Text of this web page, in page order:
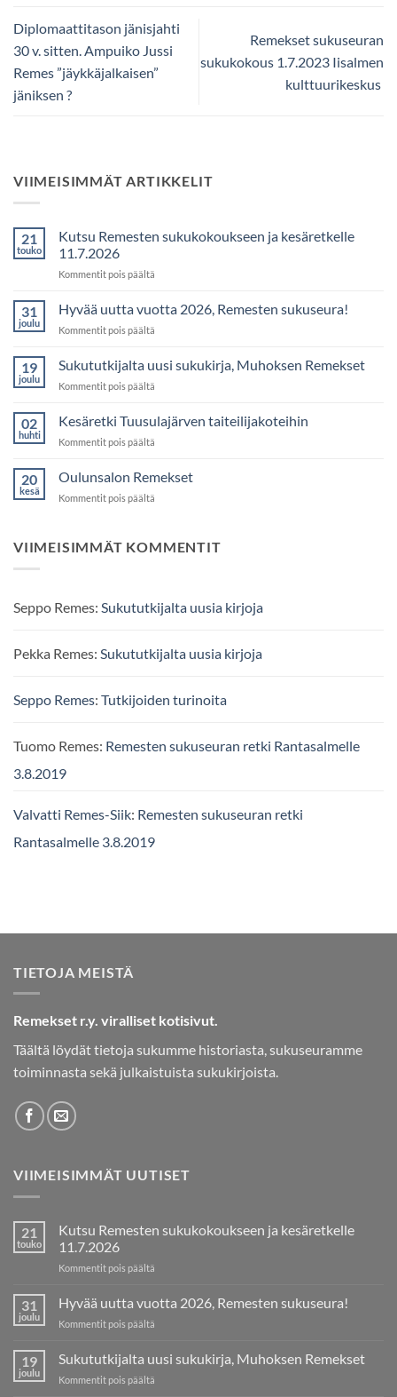
Diplomaattitason jänisjahti
30 v. sitten. Ampuiko Jussi
Remes ”jäykkäjalkaisen”
jäniksen ?
Remekset sukuseuran
sukukokous 1.7.2023 Iisalmen
kulttuurikeskus
VIIMEISIMMÄT ARTIKKELIT
21
touko
Kutsu Remesten sukukokoukseen ja kesäretkelle
11.7.2026
Kommentit pois päältä
Remesten
sukukokoukseen
11.7.2026
31
joulu
Hyvää uutta vuotta 2026, Remesten sukuseura!
Kommentit pois päältä
uutta
vuotta
sukuseura!
19
joulu
Sukututkijalta uusi sukukirja, Muhoksen Remekset
Kommentit pois päältä
uusi
sukukirja,
02
huhti
Kesäretki Tuusulajärven taiteilijakoteihin
Kommentit pois päältä
Tuusulajärven
taiteilijakoteihin
20
kesä
Oulunsalon Remekset
Kommentit pois päältä
VIIMEISIMMÄT KOMMENTIT
Seppo Remes: Sukututkijalta uusia kirjoja
Pekka Remes: Sukututkijalta uusia kirjoja
Seppo Remes: Tutkijoiden turinoita
Tuomo Remes: Remesten sukuseuran retki Rantasalmelle
3.8.2019
Valvatti Remes-Siik: Remesten sukuseuran retki
Rantasalmelle 3.8.2019
TIETOJA MEISTÄ
Remekset r.y. viralliset kotisivut.
Täältä löydät tietoja sukumme historiasta, sukuseuramme
toiminnasta sekä julkaistuista sukukirjoista.
VIIMEISIMMÄT UUTISET
21
touko
Kutsu Remesten sukukokoukseen ja kesäretkelle
11.7.2026
Kommentit pois päältä
Remesten
sukukokoukseen
11.7.2026
31
joulu
Hyvää uutta vuotta 2026, Remesten sukuseura!
Kommentit pois päältä
uutta
vuotta
19
joulu
Sukututkijalta uusi sukukirja, Muhoksen Remekset
Kommentit pois päältä